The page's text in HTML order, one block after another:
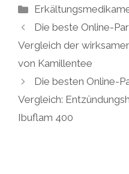
Kategorien
Die beste Online-
Vergleich der
von Kamillentee
Die besten Online-
Vergleich:
Ibuflam 400